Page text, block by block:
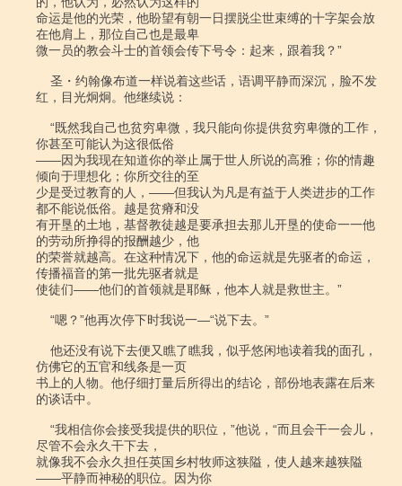
命运是他的光荣，他盼望有朝一日摆脱尘世束缚的十字架会放
在他肩上，那位自己也是最卑
微一员的教会斗士的首领会传下号令：起来，跟着我？”
红，目光炯炯。他继续说：
你甚至可能认为这很低俗
――因为我现在知道你的举止属于世人所说的高雅；你的情趣
倾向于理想化；你所交往的至
少是受过教育的人，――但我认为凡是有益于人类进步的工作
都不能说低俗。越是贫瘠和没
有开垦的土地，基督教徒越是要承担去那儿开垦的使命一一他
的劳动所挣得的报酬越少，他
的荣誉就越高。在这种情况下，他的命运就是先驱者的命运，
传播福音的第一批先驱者就是
使徒们――他们的首领就是耶稣，他本人就是救世主。”
仿佛它的五官和线条是一页
书上的人物。他仔细打量后所得出的结论，部份地表露在后来
的谈话中。
尽管不会永久干下去，
就像我不会永久担任英国乡村牧师这狭隘，使人越来越狭隘
――平静而神秘的职位。因为你